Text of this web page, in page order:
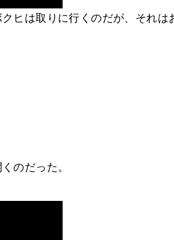
ヒは取りに行くのだが、それは
のだった。